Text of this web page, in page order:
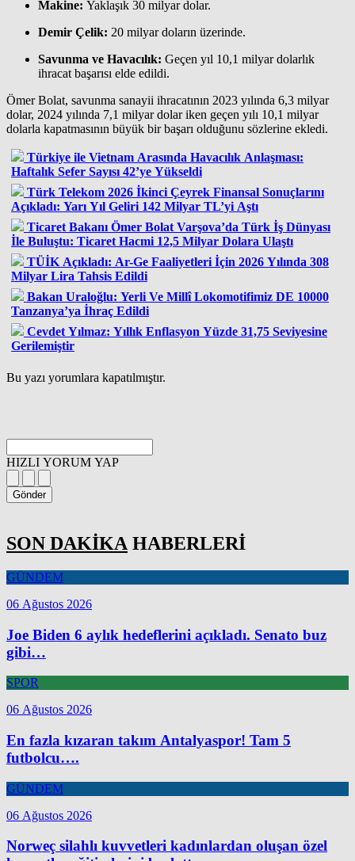
Makine: Yaklaşık 30 milyar dolar.
Demir Çelik: 20 milyar doların üzerinde.
Savunma ve Havacılık: Geçen yıl 10,1 milyar dolarlık
ihracat başarısı elde edildi.
Ömer Bolat, savunma sanayii ihracatının 2023 yılında 6,3 milyar
dolar, 2024 yılında 7,1 milyar dolar iken geçen yılı 10,1 milyar
dolarla kapatmasının büyük bir başarı olduğunu sözlerine ekledi.
Türkiye ile Vietnam Arasında Havacılık Anlaşması:
Haftalık Sefer Sayısı 42’ye Yükseldi
Türk Telekom 2026 İkinci Çeyrek Finansal Sonuçlarını
Açıkladı: Yarı Yıl Geliri 142 Milyar TL’yi Aştı
Ticaret Bakanı Ömer Bolat Varşova’da Türk İş Dünyası
İle Buluştu: Ticaret Hacmi 12,5 Milyar Dolara Ulaştı
TÜİK Açıkladı: Ar-Ge Faaliyetleri İçin 2026 Yılında 308
Milyar Lira Tahsis Edildi
Bakan Uraloğlu: Yerli Ve Millî Lokomotifimiz DE 10000
Tanzanya’ya İhraç Edildi
Cevdet Yılmaz: Yıllık Enflasyon Yüzde 31,75 Seviyesine
Gerilemiştir
Bu yazı yorumlara kapatılmıştır.
HIZLI YORUM YAP
Gönder
SON DAKİKA HABERLERİ
GÜNDEM
06 Ağustos 2026
Joe Biden 6 aylık hedeflerini açıkladı. Senato buz
gibi…
SPOR
06 Ağustos 2026
En fazla kızaran takım Antalyaspor! Tam 5
futbolcu….
GÜNDEM
06 Ağustos 2026
Norweç silahlı kuvvetleri kadınlardan oluşan özel